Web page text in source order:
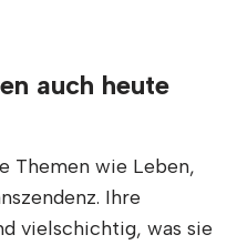
auch heute
Themen wie Leben,
Ihre
vielschichtig, was sie